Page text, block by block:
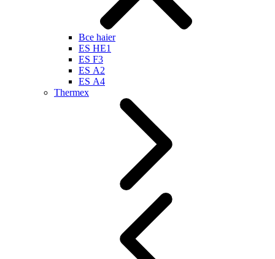
Все haier
ES HE1
ES F3
ES А2
ES А4
Thermex